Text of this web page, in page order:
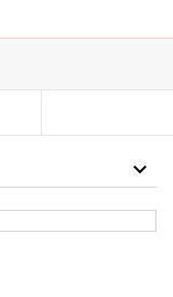
×
Create new list
×
((createText))
×
in your
((loginText))